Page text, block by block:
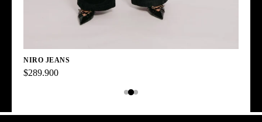
NIRO JEANS
$289.900